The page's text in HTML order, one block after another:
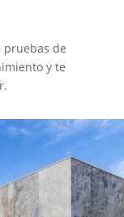
pruebas de
y te